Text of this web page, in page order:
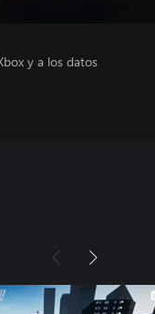
y a los datos